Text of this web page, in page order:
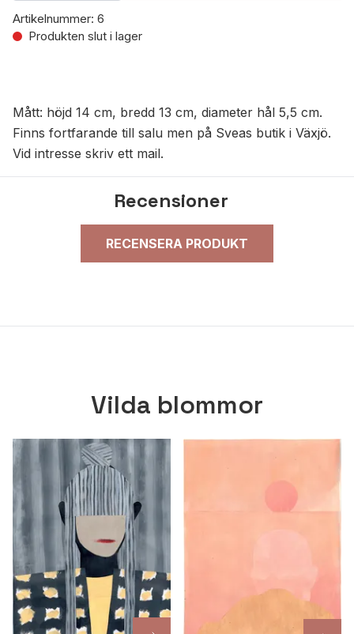
Artikelnummer: 6
Produkten slut i lager
Mått: höjd 14 cm, bredd 13 cm, diameter hål 5,5 cm.
Finns fortfarande till salu men på Sveas butik i Växjö.
Vid intresse skriv ett mail.
Recensioner
RECENSERA PRODUKT
Vilda blommor